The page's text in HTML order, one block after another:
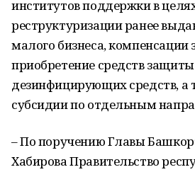
институтов поддержки в
реструктуризации ранее
малого бизнеса, компенсации
приобретение средств
дезинфицирующих средств, а
субсидии по отдельным
– По поручению Главы
Хабирова Правительство